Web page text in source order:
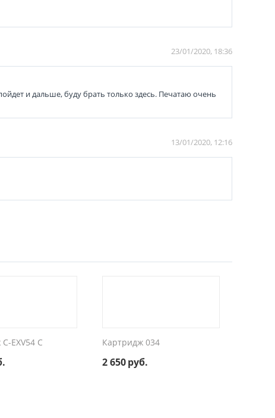
23/01/2020, 18:36
и дальше, буду брать только здесь. Печатаю очень
13/01/2020, 12:16
EXV54 C Картридж 034
2 650руб.